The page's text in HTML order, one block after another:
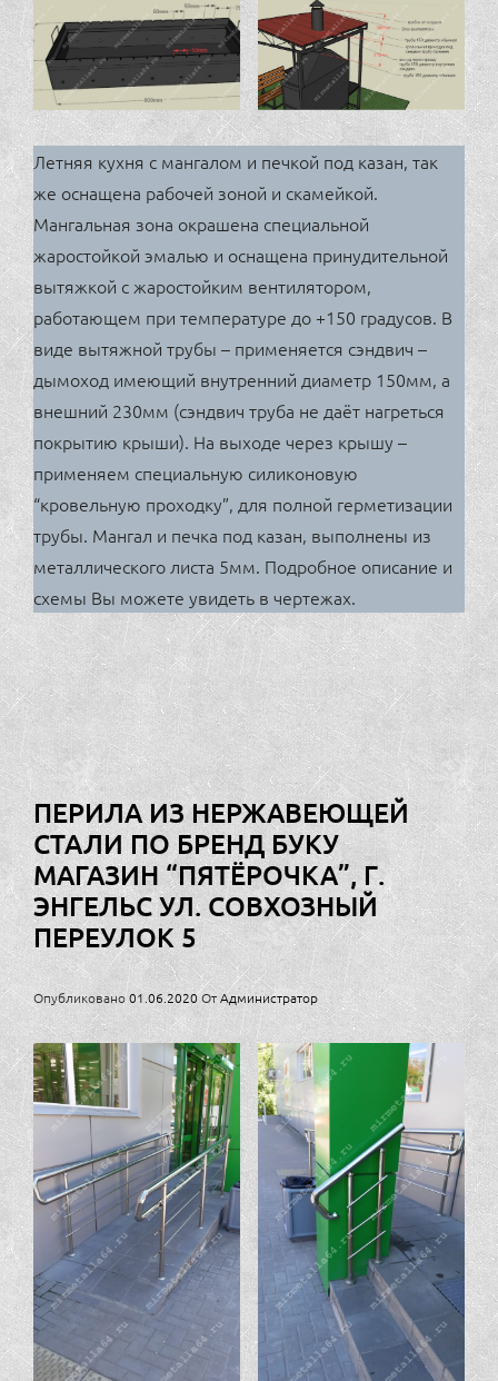
Летняя кухня с мангалом и печкой под казан, так
же оснащена рабочей зоной и скамейкой.
Мангальная зона окрашена специальной
жаростойкой эмалью и оснащена принудительной
вытяжкой с жаростойким вентилятором,
работающем при температуре до +150 градусов. В
виде вытяжной трубы – применяется сэндвич –
дымоход имеющий внутренний диаметр 150мм, а
внешний 230мм (сэндвич труба не даёт нагреться
покрытию крыши). На выходе через крышу –
применяем специальную силиконовую
“кровельную проходку”, для полной герметизации
трубы. Мангал и печка под казан, выполнены из
металлического листа 5мм. Подробное описание и
схемы Вы можете увидеть в чертежах.
ПЕРИЛА ИЗ НЕРЖАВЕЮЩЕЙ
СТАЛИ ПО БРЕНД БУКУ
МАГАЗИН “ПЯТЁРОЧКА”, Г.
ЭНГЕЛЬС УЛ. СОВХОЗНЫЙ
ПЕРЕУЛОК 5
Опубликовано01.06.2020ОтАдминистратор